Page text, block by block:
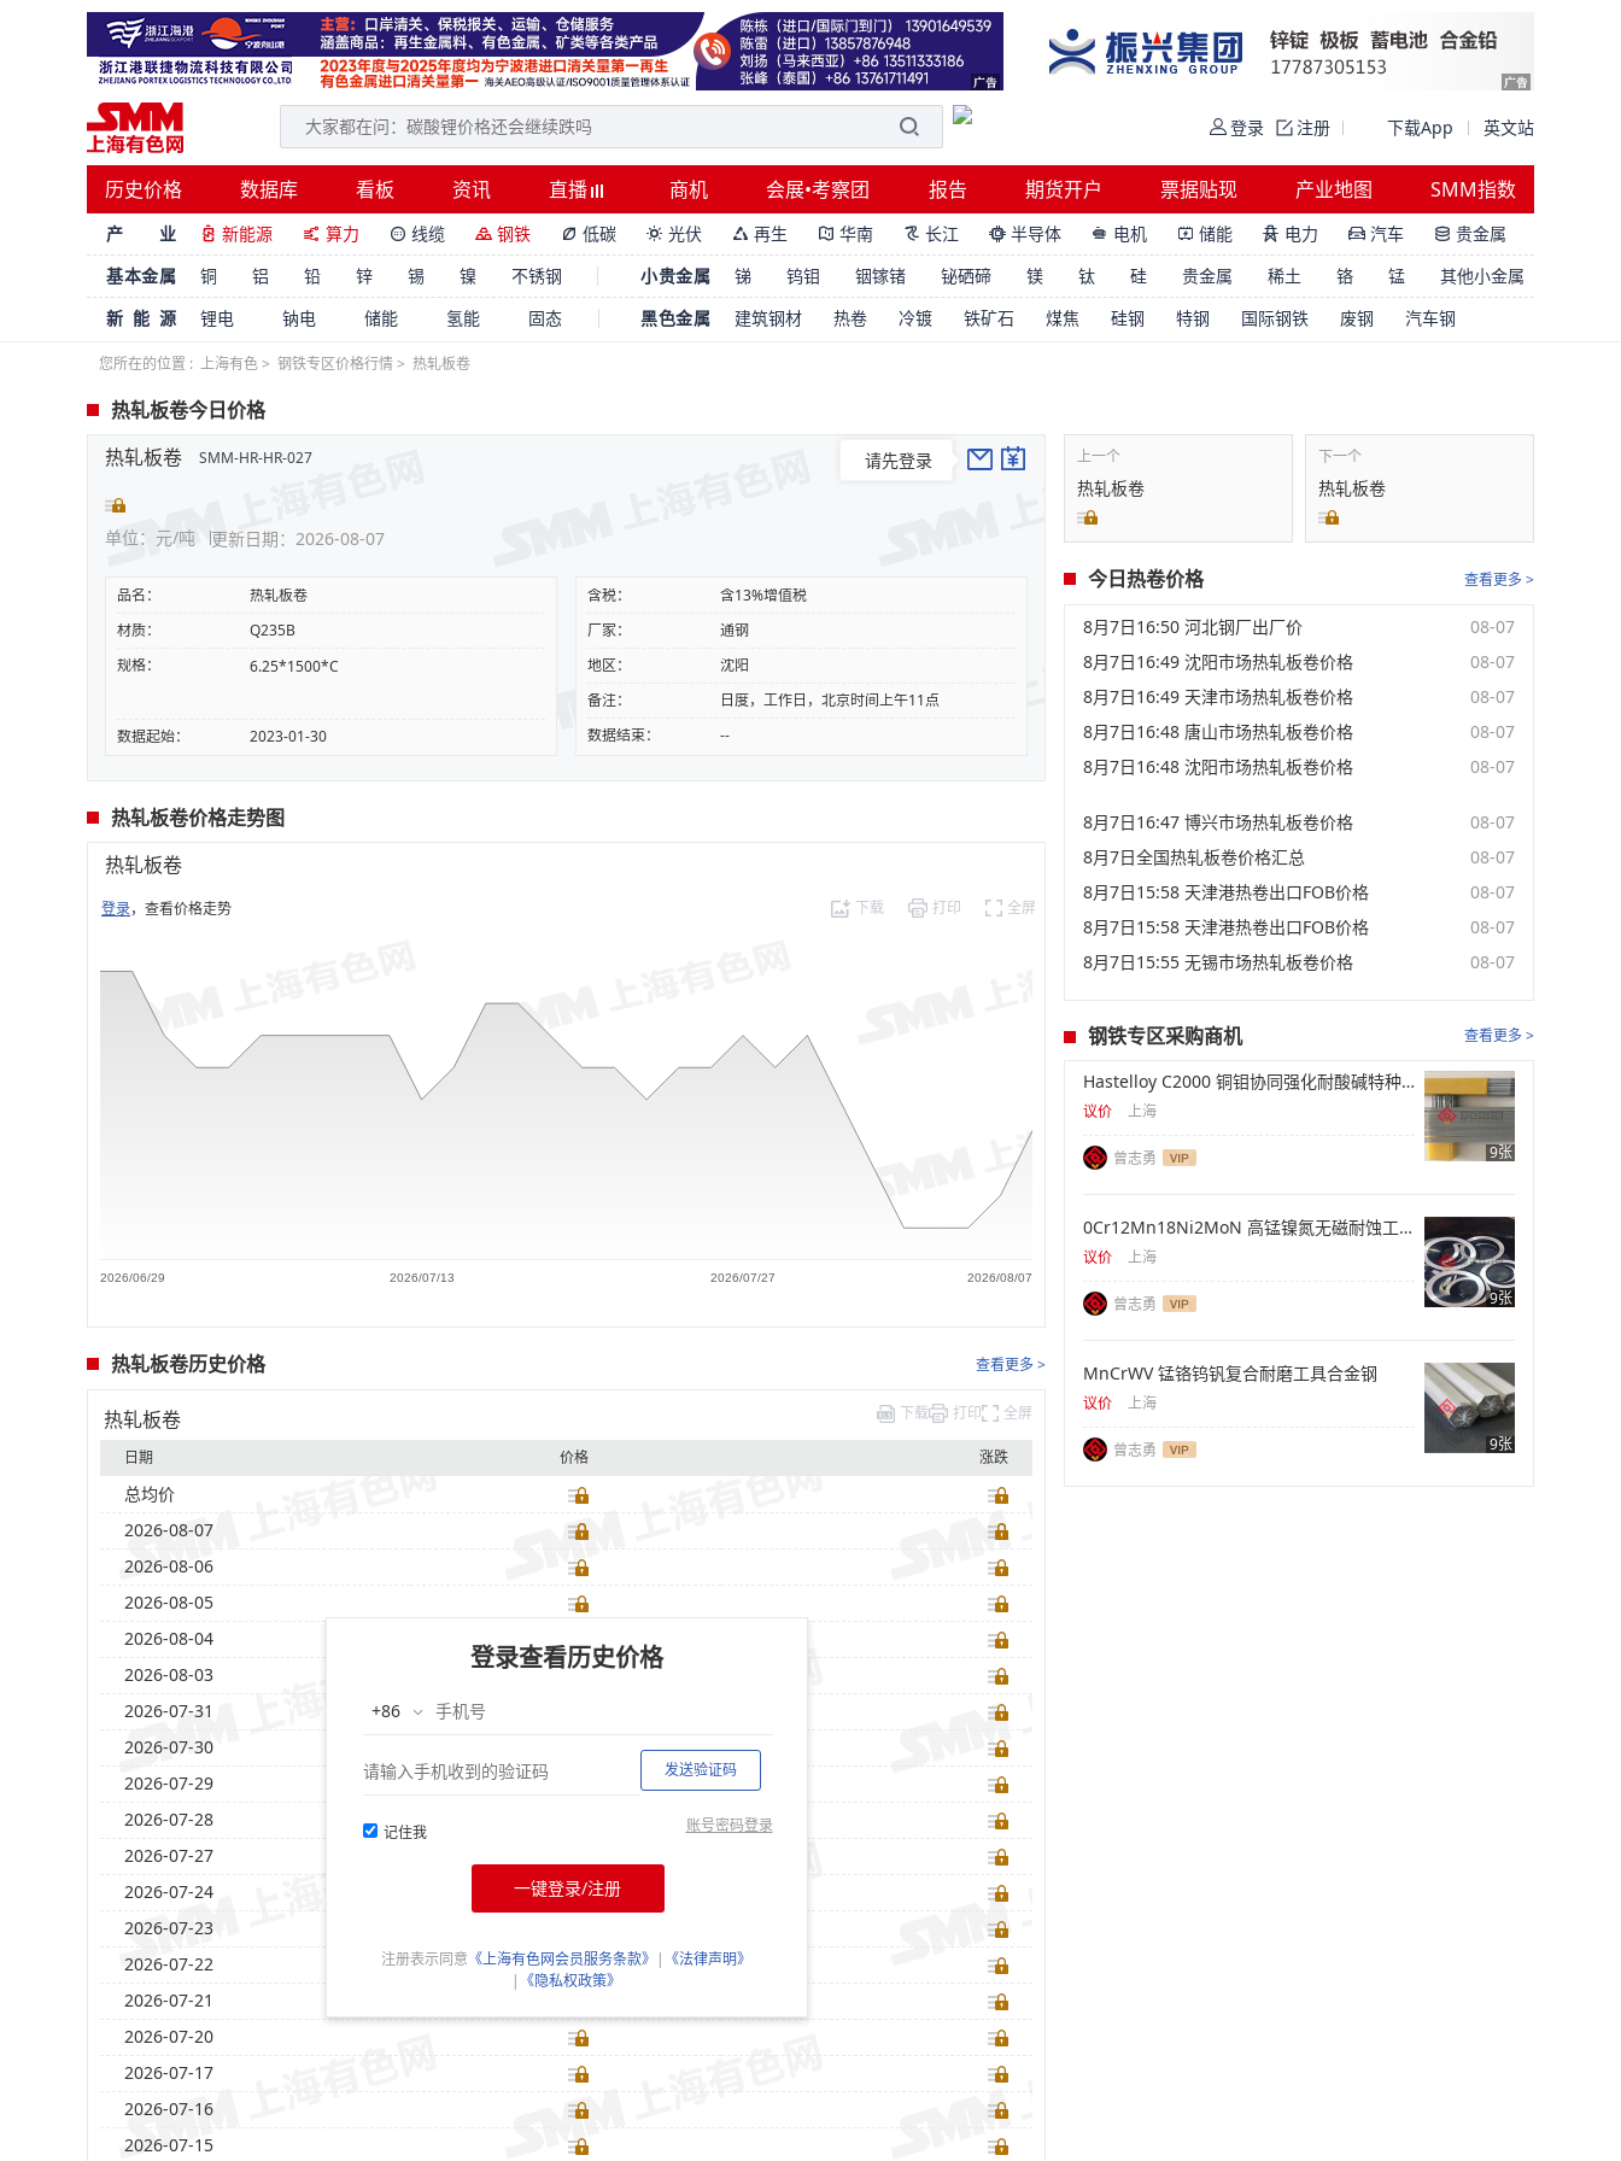
登录 注册 下载App 英文站
历史价格 数据库 看板 资讯 直播 商机 会展•考察团 报告 期货开户 票据贴现 产业地图 SMM指数
产 业  新能源  算力  线缆  钢铁  低碳  光伏  再生  华南  长江  半导体  电机  储能  电力  汽车  贵金属
基本金属
铜 铝 铅 锌 锡 镍 不锈钢 小贵金属 锑 钨钼 铟镓锗 铋硒碲 镁 钛 硅 贵金属 稀土 铬 锰
其他小金属
新能源
锂电 钠电 储能 氢能 固态 黑色金属 建筑钢材 热卷 冷镀 铁矿石 煤焦 硅钢 特钢 国际钢铁 废钢 汽车钢
您所在的位置 : 上海有色> 钢铁专区价格行情> 热轧板卷
热轧板卷今日价格
热轧板卷
SMM-HR-HR-027
单位：元/吨 更新日期：2026-08-07
请先登录
品名：
热轧板卷
材质：
Q235B
规格：
6.25*1500*C
数据起始： 2023-01-30
含税：
含13%增值税
厂家：
通钢
地区：
沈阳
备注：
日度，工作日，北京时间上午11点
数据结束：
--
热轧板卷价格走势图
热轧板卷
2026/06/29 2026/07/13 2026/07/27 2026/08/07
登录，查看价格走势 下载 打印 全屏
热轧板卷历史价格 查看更多 >
热轧板卷 下载 打印 全屏
日期 价格 涨跌
总均价
2026-08-07
2026-08-06
2026-08-05
2026-08-04
2026-08-03
2026-07-31
2026-07-30
2026-07-29
2026-07-28
2026-07-27
2026-07-24
2026-07-23
2026-07-22
2026-07-21
2026-07-20
2026-07-17
2026-07-16
2026-07-15
登录查看历史价格
发送验证码
记住我 账号密码登录
一键登录/注册
注册表示同意 《上海有色网会员服务条款》 | 《法律声明》
| 《隐私权政策》
上一个
热轧板卷
下一个
热轧板卷
今日热卷价格 查看更多 >
8月7日16:50 河北钢厂出厂价
08-07
8月7日16:49 沈阳市场热轧板卷价格
08-07
8月7日16:49 天津市场热轧板卷价格
08-07
8月7日16:48 唐山市场热轧板卷价格
08-07
8月7日16:48 沈阳市场热轧板卷价格
08-07
8月7日16:47 博兴市场热轧板卷价格
08-07
8月7日全国热轧板卷价格汇总
08-07
8月7日15:58 天津港热卷出口FOB价格
08-07
8月7日15:58 天津港热卷出口FOB价格
08-07
8月7日15:55 无锡市场热轧板卷价格
08-07
钢铁专区采购商机 查看更多 >
Hastelloy C2000 铜钼协同强化耐酸碱特种合金
议价 上海
曾志勇 9张
0Cr12Mn18Ni2MoN 高锰镍氮无磁耐蚀工程钢材
议价 上海
曾志勇 9张
MnCrWV 锰铬钨钒复合耐磨工具合金钢
议价 上海
曾志勇 9张